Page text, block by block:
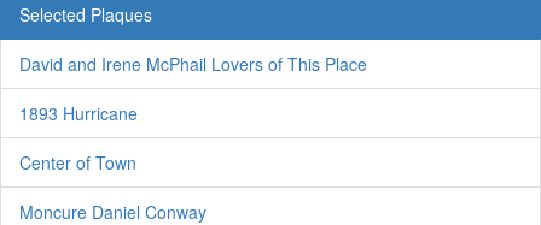
Selected Plaques
David and Irene McPhail Lovers of This Place
1893 Hurricane
Center of Town
Moncure Daniel Conway